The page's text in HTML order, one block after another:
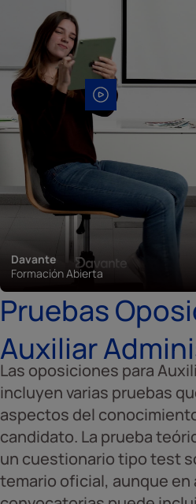
Davante
Formación Abierta
Pruebas
Auxiliar
Las oposiciones para
incluyen varias pruebas
aspectos del
candidato. La prueba
un cuestionario tipo test
temario oficial, aunque en